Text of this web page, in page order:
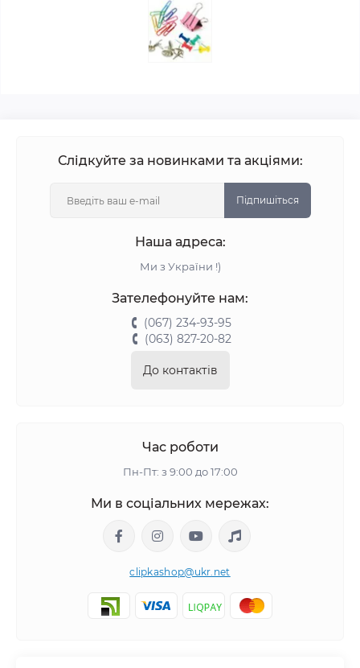
Слідкуйте за новинками та акціями:
Підпишіться
Наша адреса:
Ми з України !)
Зателефонуйте нам:
(067) 234-93-95
(063) 827-20-82
До контактів
Час роботи
Пн-Пт: з 9:00 до 17:00
Ми в соціальних мережах:
clipkashop@ukr.net